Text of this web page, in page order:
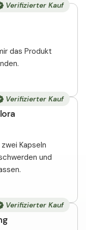
Verifizierter Kauf
das Produkt
Verifizierter Kauf
Kapseln
und
Verifizierter Kauf